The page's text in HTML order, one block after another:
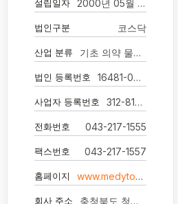
설립일자 2000년 05월 02일
법인구분 코스닥
산업 분류 기초 의약 물질 및 생물학적 제제 제조업
법인 등록번호 16481-0016928
사업자 등록번호 312-81-42130
전화번호 043-217-1555
팩스번호 043-217-1557
홈페이지 www.medytox.com
회사 주소 충청북도 청원군 오창읍 각리1길 78 (주)메디톡스